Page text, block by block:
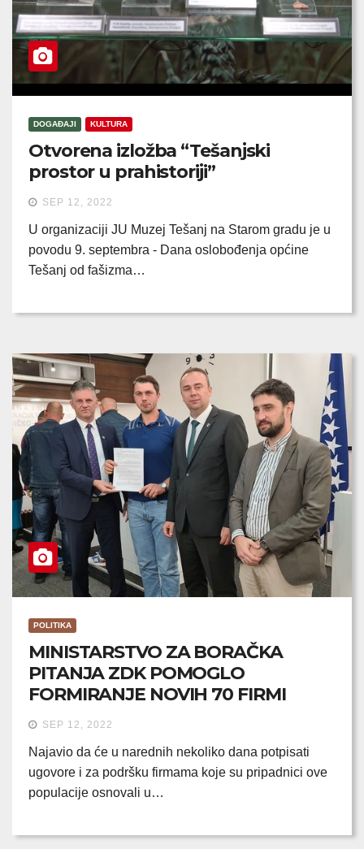
DOGAĐAJI KULTURA
Otvorena izložba “Tešanjski
prostor u prahistoriji”
SEP 12, 2022
U organizaciji JU Muzej Tešanj na Starom gradu je u
povodu 9. septembra - Dana oslobođenja općine
Tešanj od fašizma…
POLITIKA
MINISTARSTVO ZA BORAČKA
PITANJA ZDK POMOGLO
FORMIRANJE NOVIH 70 FIRMI
SEP 12, 2022
Najavio da će u narednih nekoliko dana potpisati
ugovore i za podršku firmama koje su pripadnici ove
populacije osnovali u…